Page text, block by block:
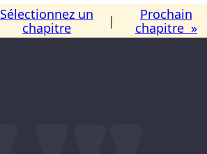
Sélectionnez un
chapitre
|
Prochain
chapitre »